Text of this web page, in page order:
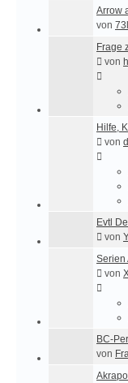
Arrow
von
Frage
von
Hilfe,
von
Evtl
von
Serien
von
BC-
von